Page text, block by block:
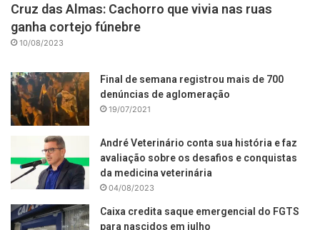
Cruz das Almas: Cachorro que vivia nas ruas
ganha cortejo fúnebre
10/08/2023
Final de semana registrou mais de 700
denúncias de aglomeração
19/07/2021
André Veterinário conta sua história e faz
avaliação sobre os desafios e conquistas
da medicina veterinária
04/08/2023
Caixa credita saque emergencial do FGTS
para nascidos em julho